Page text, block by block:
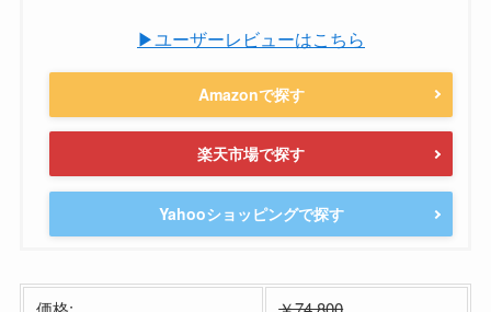
▶ユーザーレビューはこちら
Amazonで探す
楽天市場で探す
Yahooショッピングで探す